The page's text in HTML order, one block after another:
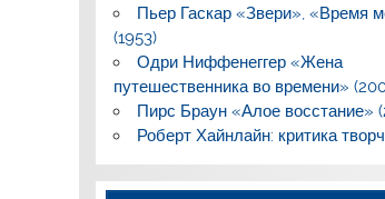
Пьер Гаскар «Звери», «Время
(1953)
Одри Ниффенеггер «Жена
путешественника во времени»
Пирс Браун «Алое восстание»
Роберт Хайнлайн: критика